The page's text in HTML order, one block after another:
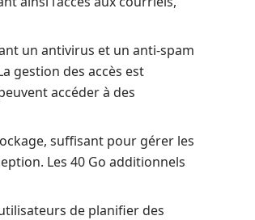
un antivirus et un anti-spam
gestion des accès est
accéder à des
suffisant pour gérer les
Les 40 Go additionnels
de planifier des